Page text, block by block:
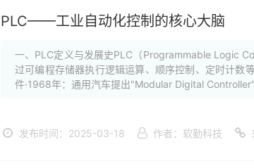
PLC——工业自动化控制的核心大脑
一、PLC定义与发展史PLC（Programmable Logic
过可编程存储器执行逻辑运算、顺序控制、定时计数
件·1968年：通用汽车提出"Modular Digital Controller"
发布时间：2025-03-18 作者：软勤科技